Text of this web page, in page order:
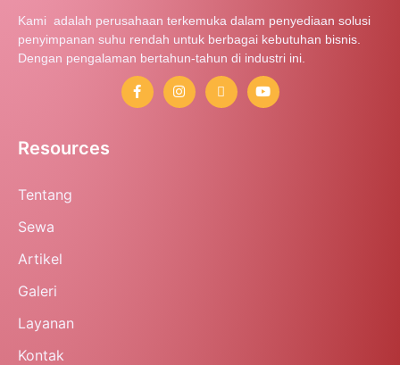
Kami adalah perusahaan terkemuka dalam penyediaan solusi
penyimpanan suhu rendah untuk berbagai kebutuhan bisnis.
Dengan pengalaman bertahun-tahun di industri ini.
Resources
Tentang
Sewa
Artikel
Galeri
Layanan
Kontak